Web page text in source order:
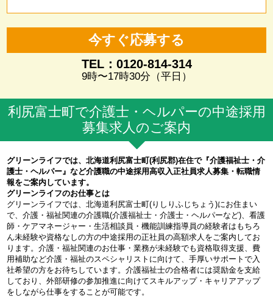
今すぐ応募する
TEL：0120-814-314
9時〜17時30分（平日）
利尻富士町で介護士・ヘルパーの中途採用
募集求人のご案内
グリーンライフでは、北海道利尻富士町(利尻郡)在住で『介護福祉士・介
護士・ヘルパー』など介護職の中途採用高収入正社員求人募集・転職情
報をご案内しています。
グリーンライフのお仕事とは
グリーンライフでは、北海道利尻富士町(りしりふじちょう)にお住まい
で、介護・福祉関連の介護職(介護福祉士・介護士・ヘルパーなど)、看護
師・ケアマネージャー・生活相談員・機能訓練指導員の経験者はもちろ
ん未経験や資格なしの方の中途採用の正社員の高額求人をご案内してお
ります。介護・福祉関連のお仕事・業務が未経験でも資格取得支援、費
用補助など介護・福祉のスペシャリストに向けて、手厚いサポートで入
社希望の方をお待ちしています。介護福祉士の合格者には奨励金を支給
しており、外部研修の参加推進に向けてスキルアップ・キャリアアップ
をしながら仕事をすることが可能です。